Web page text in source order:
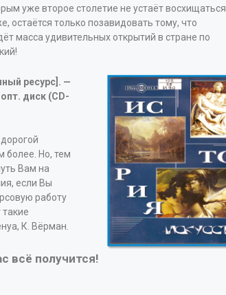
уже второе столетие не устаёт восхищаться
остаётся только позавидовать тому, что
масса удивительных открытий в стране по
ресурс]. —
диск (CD-
более. Но, тем
Вам на
если Вы
работу
К. Вёрман.
всё получится!